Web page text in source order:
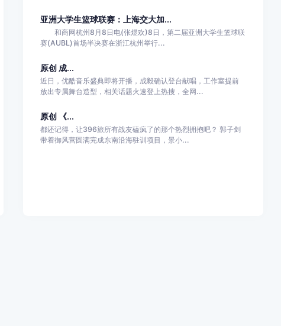
亚洲大学生篮球联赛：上海交大加...
和商网杭州8月8日电(张煜欢)8日，第二届亚洲大学生篮球联
赛(AUBL)首场半决赛在浙江杭州举行...
原创 成...
近日，优酷音乐盛典即将开播，成毅确认登台献唱，工作室提前
放出专属舞台造型，相关话题火速登上热搜，全网...
原创 《...
都还记得，让396旅所有战友磕疯了的那个热烈拥抱吧？ 郭子剑
带着御风营圆满完成东南沿海驻训项目，景小...